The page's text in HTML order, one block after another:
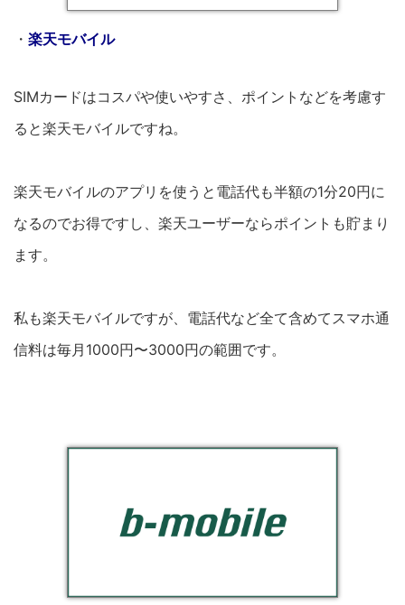
・ 楽天モバイル
SIMカードはコスパや使いやすさ、ポイントなどを考慮す
ると楽天モバイルですね。
楽天モバイルのアプリを使うと電話代も半額の1分20円に
なるのでお得ですし、楽天ユーザーならポイントも貯まり
ます。
私も楽天モバイルですが、電話代など全て含めてスマホ通
信料は毎月1000円〜3000円の範囲です。